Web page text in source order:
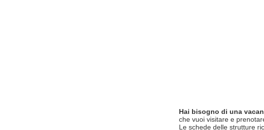
Hai bisogno di una
che vuoi visitare e
Le schede delle strutture